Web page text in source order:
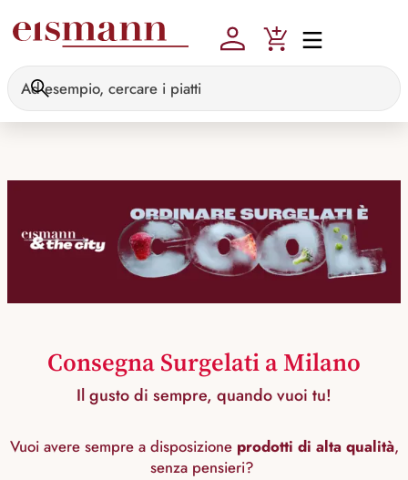
Consegna Surgelati a Milano
Il gusto di sempre, quando vuoi tu!
Vuoi avere sempre a disposizione prodotti di alta qualità,
senza pensieri?